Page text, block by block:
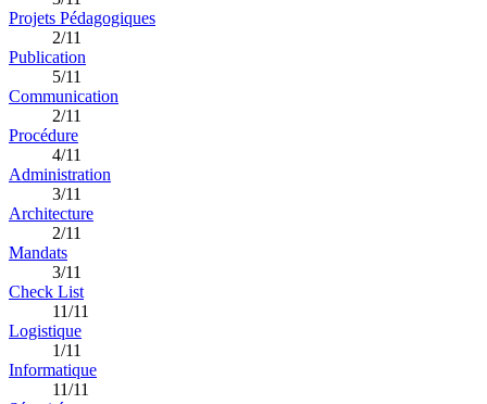
Projets Pédagogiques
2/11
Publication
5/11
Communication
2/11
Procédure
4/11
Administration
3/11
Architecture
2/11
Mandats
3/11
Check List
11/11
Logistique
1/11
Informatique
11/11